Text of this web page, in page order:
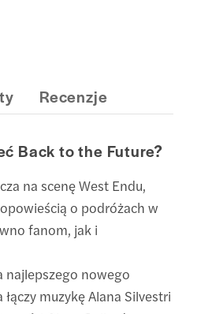
Recenzje
Back to the Future?
na scenę West Endu,
o podróżach w
fanom, jak i
najlepszego nowego
muzykę Alana Silvestri